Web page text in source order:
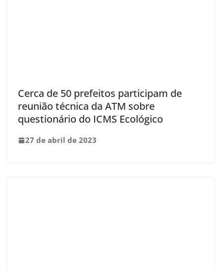
Cerca de 50 prefeitos participam de
reunião técnica da ATM sobre
questionário do ICMS Ecológico
27 de abril de 2023